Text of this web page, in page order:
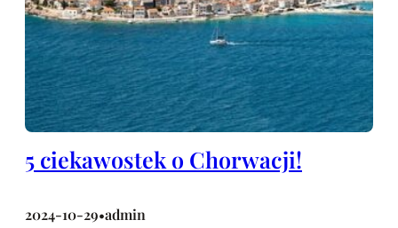
5 ciekawostek o Chorwacji!
2024-10-29•admin